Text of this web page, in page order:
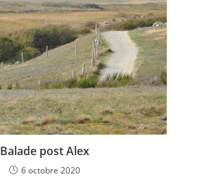
Balade post Alex
6 octobre 2020